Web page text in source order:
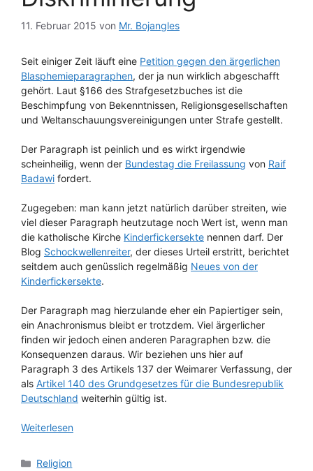
11. Februar 2015 von Mr. Bojangles
Seit einiger Zeit läuft eine Petition gegen den ärgerlichen
Blasphemieparagraphen, der ja nun wirklich abgeschafft
gehört. Laut §166 des Strafgesetzbuches ist die
Beschimpfung von Bekenntnissen, Religionsgesellschaften
und Weltanschauungsvereinigungen unter Strafe gestellt.
Der Paragraph ist peinlich und es wirkt irgendwie
scheinheilig, wenn der Bundestag die Freilassung von Raif
Badawi fordert.
Zugegeben: man kann jetzt natürlich darüber streiten, wie
viel dieser Paragraph heutzutage noch Wert ist, wenn man
die katholische Kirche Kinderfickersekte nennen darf. Der
Blog Schockwellenreiter, der dieses Urteil erstritt, berichtet
seitdem auch genüsslich regelmäßig Neues von der
Kinderfickersekte.
Der Paragraph mag hierzulande eher ein Papiertiger sein,
ein Anachronismus bleibt er trotzdem. Viel ärgerlicher
finden wir jedoch einen anderen Paragraphen bzw. die
Konsequenzen daraus. Wir beziehen uns hier auf
Paragraph 3 des Artikels 137 der Weimarer Verfassung, der
als Artikel 140 des Grundgesetzes für die Bundesrepublik
Deutschland weiterhin gültig ist.
Weiterlesen
Kategorien
Religion